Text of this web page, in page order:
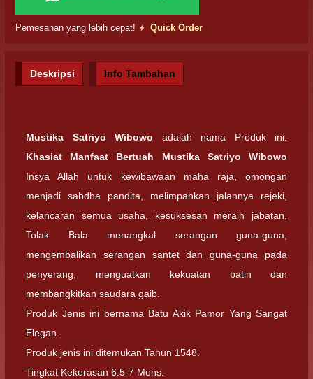
Pemesanan yang lebih cepat! Quick Order
Deskripsi Info Tambahan
Mustika Satriyo Wibowo adalah nama Produk ini.
Khasiat Manfaat Bertuah Mustika Satriyo Wibowo
Insya Allah untuk kewibawaan maha raja, omongan
menjadi sabdha pandita, melimpahkan jalannya rejeki,
kelancaran semua usaha, kesuksesan meraih jabatan,
Tolak Bala menangkal serangan guna-guna,
mengembalikan serangan santet dan guna-guna pada
penyerang, menguatkan kekuatan batin dan
membangkitkan saudara gaib.
Produk Jenis ini bernama Batu Akik Pamor Yang Sangat
Elegan.
Produk jenis ini ditemukan Tahun 1548.
Tingkat Kekerasan 6.5-7 Mohs.